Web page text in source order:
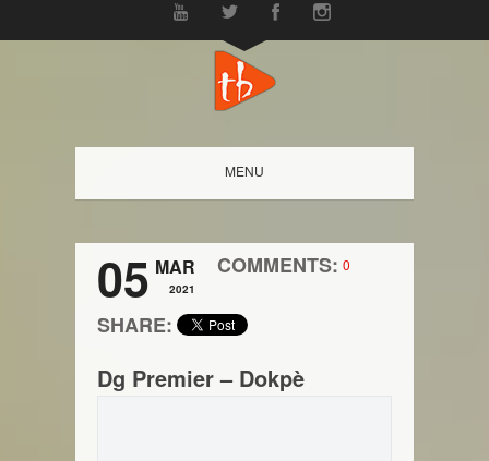
MENU
05 MAR
2021
COMMENTS: 0
SHARE:
Dg Premier – Dokpè